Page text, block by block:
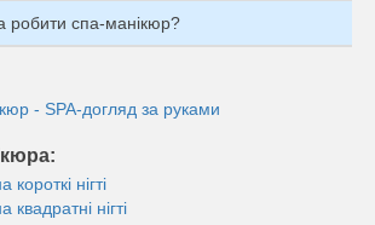
робити спа-манікюр?
- SPA-догляд за руками
короткі нігті
квадратні нігті